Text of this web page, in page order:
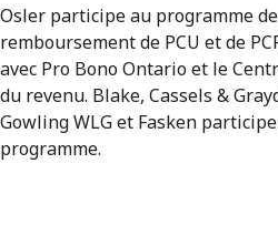
Osler participe au programme
remboursement de PCU et de
avec Pro Bono Ontario et le
du revenu. Blake, Cassels &
Gowling WLG et Fasken
programme.